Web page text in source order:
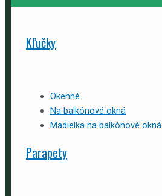
Kľučky
Okenné
Na balkónové okná
Madielka na balkónové okná
Parapety